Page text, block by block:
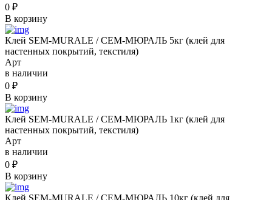
0 ₽
В корзину
Клей SEM-MURALE / СЕМ-МЮРАЛЬ 5кг (клей для
настенных покрытий, текстиля)
Арт
в наличии
0 ₽
В корзину
Клей SEM-MURALE / СЕМ-МЮРАЛЬ 1кг (клей для
настенных покрытий, текстиля)
Арт
в наличии
0 ₽
В корзину
Клей SEM-MURALE / СЕМ-МЮРАЛЬ 10кг (клей для